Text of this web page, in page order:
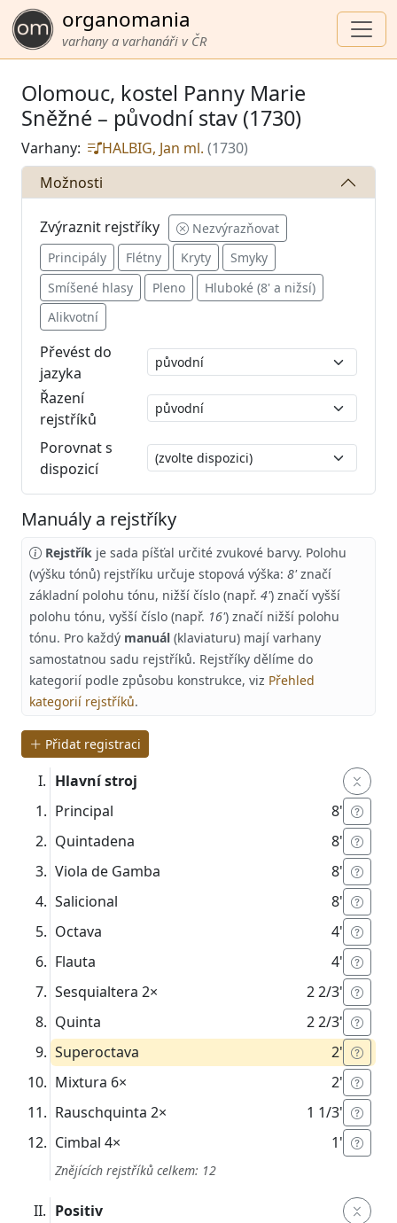
organomania
varhany a varhanáři v ČR
Olomouc, kostel Panny Marie
Sněžné – původní stav (1730)
Varhany: HALBIG, Jan ml. (1730)
Možnosti
Zvýraznit rejstříky
Nezvýrazňovat
Principály
Flétny Kryty
Smyky
Smíšené hlasy
Pleno
Hluboké (8' a nižsí)
Alikvotní
Převést do
jazyka
Řazení
rejstříků
Porovnat s
dispozicí
Manuály a rejstříky
Rejstřík je sada píšťal určité zvukové barvy. Polohu
(výšku tónů) rejstříku určuje stopová výška: 8'značí
základní polohu tónu, nižší číslo (např. 4') značí vyšší
polohu tónu, vyšší číslo (např. 16') značí nižší polohu
tónu. Pro každý manuál (klaviaturu) mají varhany
samostatnou sadu rejstříků. Rejstříky dělíme do
kategorií podle způsobu konstrukce, viz Přehled
kategorií rejstříků.
Přidat registraci
Hlavní stroj
Principal
8'
Quintadena
8'
Viola de Gamba
8'
Salicional
8'
Octava
4'
Flauta
4'
Sesquialtera 2×
2 2/3'
Quinta
2 2/3'
Superoctava
2'
Mixtura 6×
2'
Rauschquinta 2×
1 1/3'
Cimbal 4× 1'
Znějících rejstříků celkem: 12
Positiv